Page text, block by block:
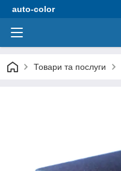
auto-color
Товари та послуги